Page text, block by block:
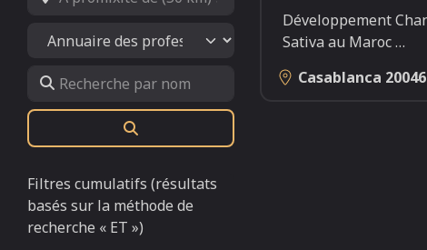
Select search type
Recherche par nom
Filtres cumulatifs (résultats
basés sur la méthode de
recherche « ET »)
Développement
Sativa au Maroc…
Casablanca 20046